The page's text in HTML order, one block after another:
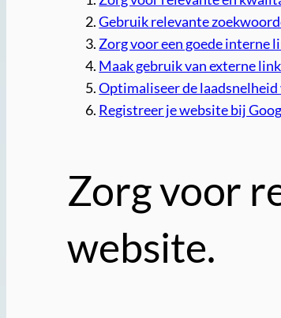
Gebruik relevante
Zorg voor een goede interne
Maak gebruik van externe
Optimaliseer de laadsnelheid
Registreer je website bij
Zorg voor
website.